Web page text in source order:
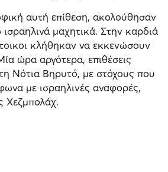
αυτή επίθεση, ακολούθησαν
μαχητικά. Στην καρδιά
κλήθηκαν να εκκενώσουν
ώρα αργότερα, επιθέσεις
Νότια Βηρυτό, με στόχους που
με ισραηλινές αναφορές,
Χεζμπολάχ.